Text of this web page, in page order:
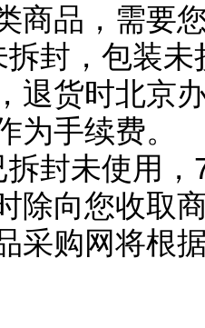
商品，需要
封，包装
退货时北京
为手续费。
拆封未使用
除向您收取
采购网将根